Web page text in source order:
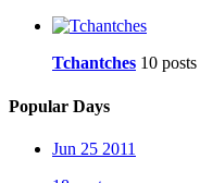
Tchantches 10 posts
Popular Days
Jun 25 2011